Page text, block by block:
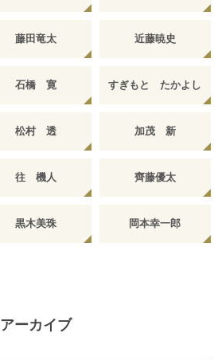
藤田竜太 近藤暁史
石橋 寛 すぎもと たかよし
松村 透 加茂 新
往 機人 齊藤優太
黒木美珠 岡本幸一郎
アーカイブ